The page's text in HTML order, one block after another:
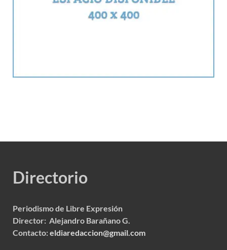
Directorio
Periodismo de Libre Expresión
Director: Alejandro Barañano G.
Contacto:eldiaredaccion@gmail.com